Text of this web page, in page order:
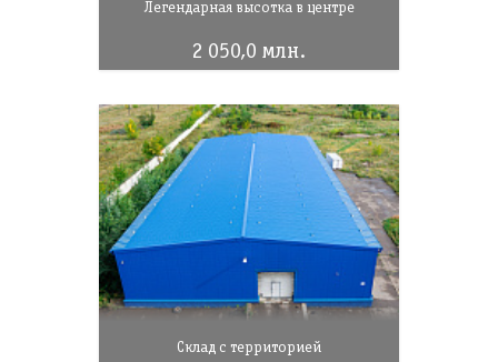
Легендарная высотка в центре
2 050,0 млн.
Склад с территорией